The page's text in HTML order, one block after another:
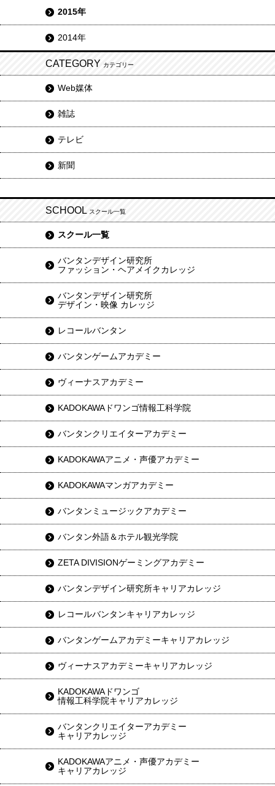
2015年
2014年
CATEGORY カテゴリー
Web媒体
雑誌
テレビ
新聞
SCHOOL スクール一覧
スクール一覧
バンタンデザイン研究所
ファッション・ヘアメイクカレッジ
バンタンデザイン研究所
デザイン・映像 カレッジ
レコールバンタン
バンタンゲームアカデミー
ヴィーナスアカデミー
KADOKAWAドワンゴ情報工科学院
バンタンクリエイターアカデミー
KADOKAWAアニメ・声優アカデミー
KADOKAWAマンガアカデミー
バンタンミュージックアカデミー
バンタン外語＆ホテル観光学院
ZETA DIVISIONゲーミングアカデミー
バンタンデザイン研究所キャリアカレッジ
レコールバンタンキャリアカレッジ
バンタンゲームアカデミーキャリアカレッジ
ヴィーナスアカデミーキャリアカレッジ
KADOKAWAドワンゴ
情報工科学院キャリアカレッジ
バンタンクリエイターアカデミー
キャリアカレッジ
KADOKAWAアニメ・声優アカデミー
キャリアカレッジ